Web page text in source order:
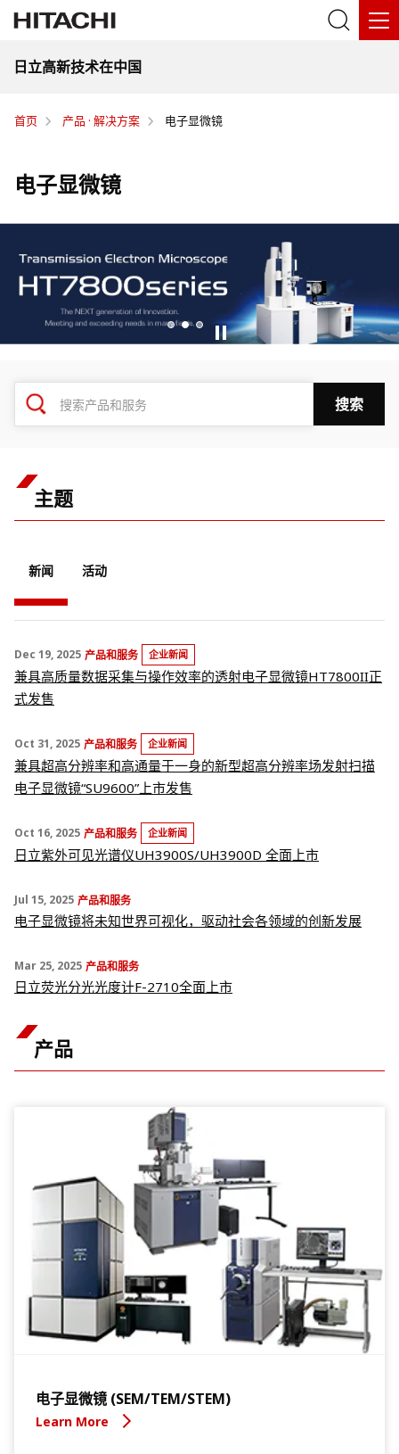
日立高新技术在中国
首页 产品 · 解决方案 电子显微镜
电子显微镜
1 2
主题
新闻 活动
Dec 19, 2025 产品和服务 企业新闻
兼具高质量数据采集与操作效率的透射电子显微镜HT7800II正
式发售
Oct 31, 2025 产品和服务 企业新闻
兼具超高分辨率和高通量于一身的新型超高分辨率场发射扫描
电子显微镜“SU9600”上市发售
Oct 16, 2025 产品和服务 企业新闻
日立紫外可见光谱仪UH3900S/UH3900D 全面上市
Jul 15, 2025 产品和服务
电子显微镜将未知世界可视化，驱动社会各领域的创新发展
Mar 25, 2025 产品和服务
日立荧光分光光度计F-2710全面上市
产品
电子显微镜 (SEM/TEM/STEM)
Learn More